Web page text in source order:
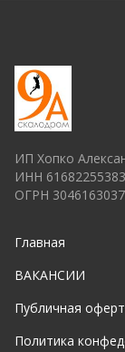
ИП Хопко
ИНН
ОГРН
Главная
ВАКАНСИИ
Публичная
Политика